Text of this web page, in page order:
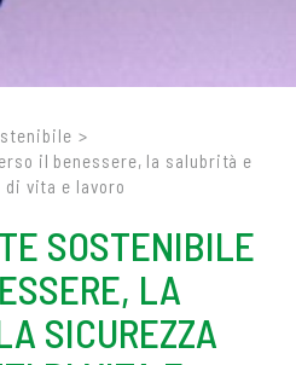
>
il benessere, la salubrità e
vita e lavoro
SOSTENIBILE
LA
SICUREZZA